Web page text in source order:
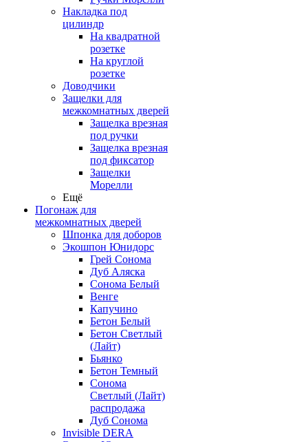
Накладка под
цилиндр
На квадратной
розетке
На круглой
розетке
Доводчики
Защелки для
межкомнатных дверей
Защелка врезная
под ручки
Защелка врезная
под фиксатор
Защелки
Морелли
Ещё
Погонаж для
межкомнатных дверей
Шпонка для доборов
Экошпон Юнидорс
Грей Сонома
Дуб Аляска
Сонома Белый
Венге
Капучино
Бетон Белый
Бетон Светлый
(Лайт)
Бьянко
Бетон Темный
Сонома
Светлый (Лайт)
распродажа
Дуб Сонома
Invisible DERA